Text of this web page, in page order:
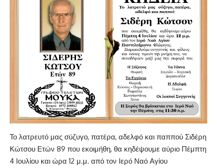
Το λατρευτό μας σύζυγο, πατέρα, αδελφό και παππού Σιδέρη
Κώτσου Ετών 89 που εκοιμήθη, θα κηδέψουμε αύριο Πέμπτη
4 Ιουλίου και ώρα 12 μ.μ. από τον Ιερό Ναό Αγίου